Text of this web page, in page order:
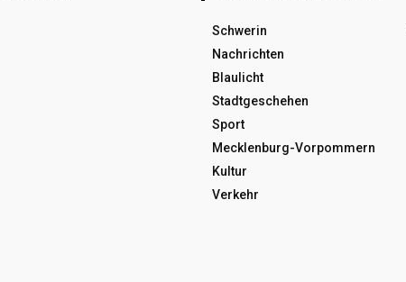
Schwerin
Nachrichten
Blaulicht
Stadtgeschehen
Sport
Mecklenburg-Vorpommern
Kultur
Verkehr